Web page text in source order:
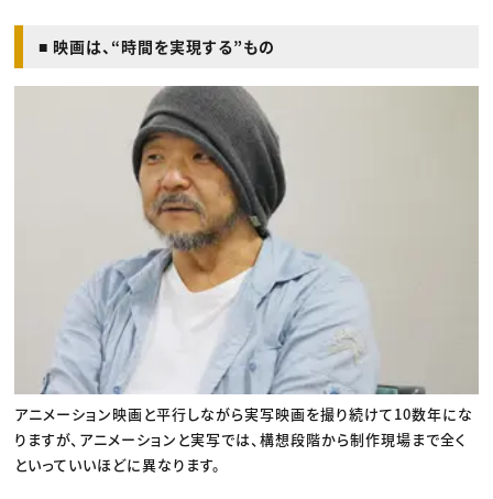
■ 映画は、“時間を実現する”もの
アニメーション映画と平行しながら実写映画を撮り続けて10数年にな
りますが、アニメーションと実写では、構想段階から制作現場まで全く
といっていいほどに異なります。